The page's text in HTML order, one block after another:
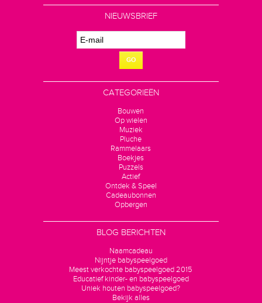
NIEUWSBRIEF
GO
CATEGORIEËN
Bouwen
Op wielen
Muziek
Pluche
Rammelaars
Boekjes
Puzzels
Actief
Ontdek & Speel
Cadeaubonnen
Opbergen
BLOG BERICHTEN
Naamcadeau
Nijntje babyspeelgoed
Meest verkochte babyspeelgoed 2015
Educatief kinder- en babyspeelgoed
Uniek houten babyspeelgoed?
Bekijk alles